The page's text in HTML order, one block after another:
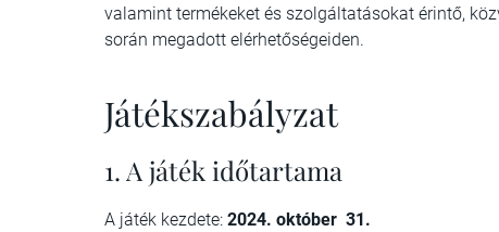
valamint termékeket és szolgáltatásokat érintő,
során megadott elérhetőségeiden.
Játékszabályzat
1. A játék időtartama
A játék kezdete: 2024. október 31.